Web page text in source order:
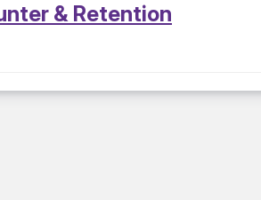
& Retention